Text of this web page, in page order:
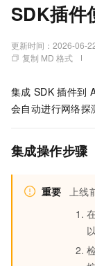
SDK插件
更新时间： 2026-06-
复制 MD 格式
集成 SDK 插件到
会自动进行网络探
集成操作步骤
重要 上线